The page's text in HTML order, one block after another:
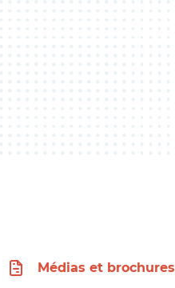
Médias et brochures